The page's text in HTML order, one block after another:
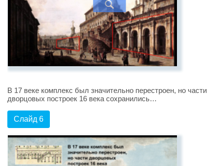
В 17 веке комплекс был значительно перестроен, но части
дворцовых построек 16 века сохранились…
Слайд 6